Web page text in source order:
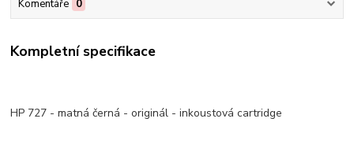
Komentáře 0
Kompletní specifikace
HP 727 - matná černá - originál - inkoustová cartridge